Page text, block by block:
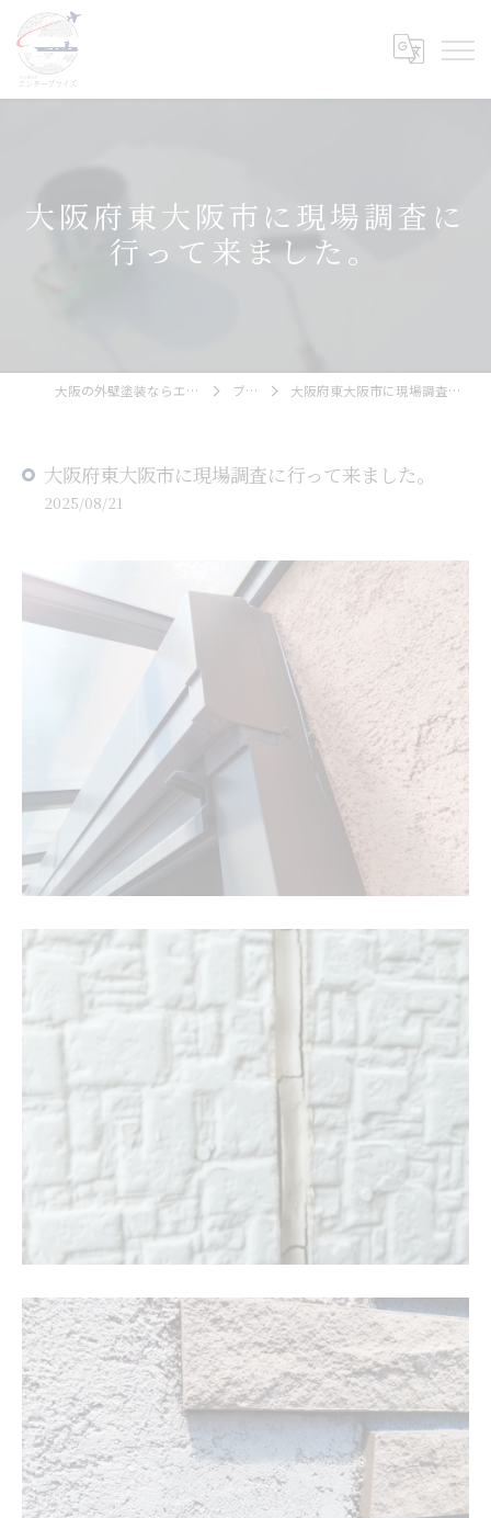
大阪府東大阪市に現場調査に
行って来ました。
大阪の外壁塗装ならエンタープライズ ブログ 大阪府東大阪市に現場調査に行って来ました。
大阪府東大阪市に現場調査に行って来ました。
2025/08/21